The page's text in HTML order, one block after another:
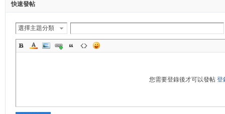
快速發帖
選擇主題分類
您需要登錄後才可以發帖登